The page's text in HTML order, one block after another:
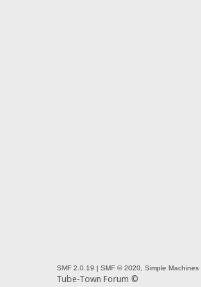
SMF 2.0.19 |SMF © 2020 ,Simple Machines
Tube-Town Forum ©